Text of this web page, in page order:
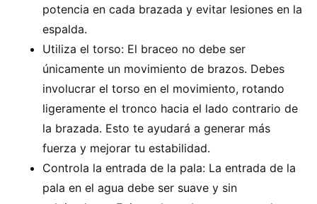
potencia en cada brazada y evitar lesiones en la
espalda.
Utiliza el torso: El braceo no debe ser
únicamente un movimiento de brazos. Debes
involucrar el torso en el movimiento, rotando
ligeramente el tronco hacia el lado contrario de
la brazada. Esto te ayudará a generar más
fuerza y mejorar tu estabilidad.
Controla la entrada de la pala: La entrada de la
pala en el agua debe ser suave y sin